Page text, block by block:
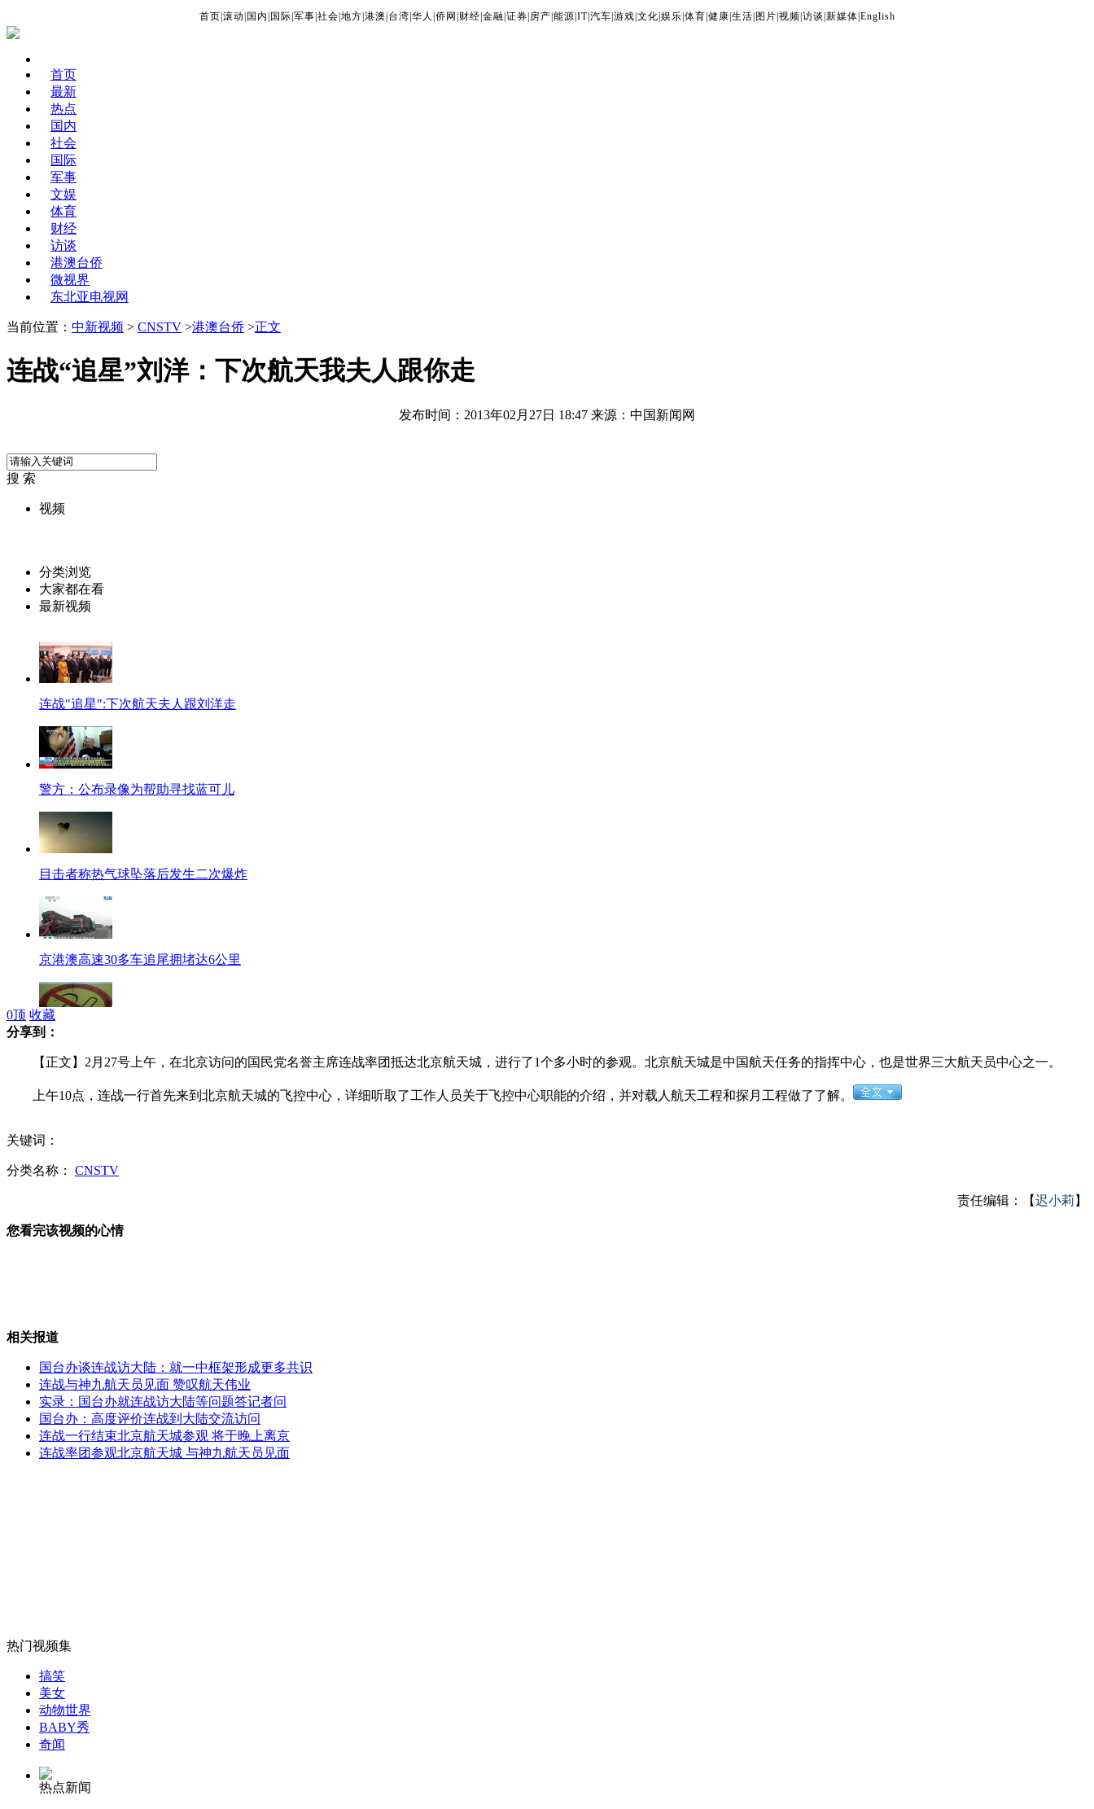
首页 滚动 国内 国际 军事 社会 地方 港澳 台湾 华人 侨网 财经 金融 证券 房产 能源 IT| 汽车 游戏 文化 娱乐 体育 健康 生活 图片 视频 访谈 新媒体 English
首页
最新
热点
国内
社会
国际
军事
文娱
体育
财经
访谈
港澳台侨
微视界
东北亚电视网
当前位置： 中新视频 > CNSTV >港澳台侨 >正文
连战“追星”刘洋：下次航天我夫人跟你走
发布时间：2013年02月27日 18:47 来源：中国新闻网
搜 索
视频
分类浏览
大家都在看
最新视频
连战"追星":下次航天夫人跟刘洋走
警方：公布录像为帮助寻找蓝可儿
目击者称热气球坠落后发生二次爆炸
京港澳高速30多车追尾拥堵达6公里
美警方否认已有蓝可儿命案嫌疑人
外交部：反对强权政治霸凌主义
外交部：有关国家言论片面不公正
0顶 收藏
分享到：
【正文】2月27号上午，在北京访问的国民党名誉主席连战率团抵达北京航天城，进行了1个多小时的参观。北京航天城是中国航天任务的指挥中心，也是世界三大航天员中心之一。
上午10点，连战一行首先来到北京航天城的飞控中心，详细听取了工作人员关于飞控中心职能的介绍，并对载人航天工程和探月工程做了了解。
关键词：
分类名称： CNSTV
责任编辑：【迟小莉 】
您看完该视频的心情
相关报道
国台办谈连战访大陆：就一中框架形成更多共识
连战与神九航天员见面 赞叹航天伟业
实录：国台办就连战访大陆等问题答记者问
国台办：高度评价连战到大陆交流访问
连战一行结束北京航天城参观 将于晚上离京
连战率团参观北京航天城 与神九航天员见面
热门视频集
搞笑
美女
动物世界
BABY秀
奇闻
热点新闻